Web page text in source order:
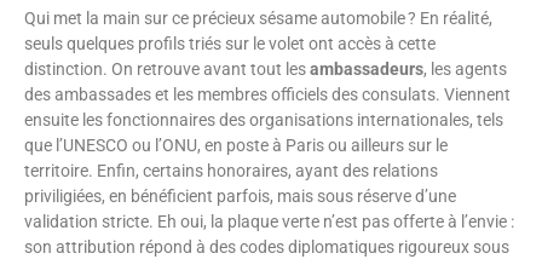
Qui met la main sur ce précieux sésame automobile ? En réalité,
seuls quelques profils triés sur le volet ont accès à cette
distinction. On retrouve avant tout lesambassadeurs, les agents
des ambassades et les membres officiels des consulats. Viennent
ensuite les fonctionnaires des organisations internationales, tels
que l’UNESCO ou l’ONU, en poste à Paris ou ailleurs sur le
territoire. Enfin, certains honoraires, ayant des relations
priviligiées, en bénéficient parfois, mais sous réserve d’une
validation stricte. Eh oui, la plaque verte n’est pas offerte à l’envie :
son attribution répond à des codes diplomatiques rigoureux sous